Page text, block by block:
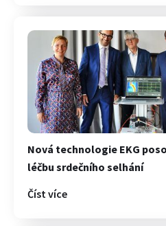
Nová technologie EKG
léčbu srdečního selhání
Číst více